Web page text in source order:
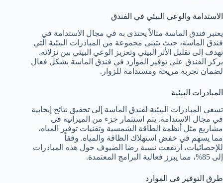
الاستدامة والوعي البيئي في الفندق
يعتبر فندق الماسة مثالاً يحتذى به في مجال الاستدامة في
فندق الماسة، حيث يتبنى مجموعة من المبادرات البيئية التي
تهدف إلى تقليل الأثر البيئي وتعزيز الوعي البيئي بين نزلائه.
يركز الفندق على توفير الموارد في فندق الماسة بشكل فعال
لضمان تجربة مريحة ومستدامة للزوار.
المبادرات البيئية
تسعى المبادرات البيئية لفندق الماسة إلى تحقيق نتائج إيجابية
في مجال الاستدامة. يتم استثمار جزء من الميزانية في
مشاريع مثل أنظمة الطاقة الشمسية وتقنيات توفير المياه،
مما يسهم في خفض استهلاك الطاقة والمياه. وفقاً
للإحصائيات، ارتفعت نسبة رضا الضيوف حول هذه المبادرات
إلى 85%، مما يبرز فعالية البرامج المعتمدة.
طرق التوفير في الموارد